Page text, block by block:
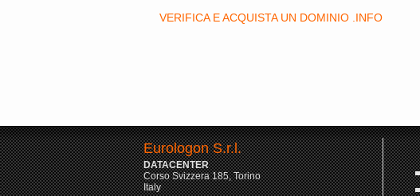
VERIFICA E ACQUISTA UN DOMINIO .INFO
Eurologon S.r.l.
DATACENTER
Corso Svizzera 185, Torino
Italy